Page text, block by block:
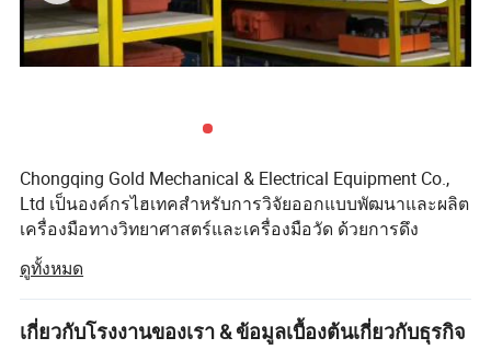
แม่เหล็กไฟฟ้าชั่วคราวที่เรียกว่า Time Domain
พื้นฐานที่ใช้สำหรับการค้นหาผู้ที่มีระดับความรุนแรงของก
รดซัลเฟอริทปัญหาที่เกี่ยวข้องกับโครงสร้างทางธรณีวิทยา
ซึ่งส่วนหนึ่งเป็นการสำรวจความสัมพันธ์ของน้ำมันและก๊าซ (
โดยเฉพาะอย่างยิ่งเพื่อยืนยันการสั่นสะเทือนของแผ่นดินไหว
) มีการใช้งานทั่วไปสองแบบคือต้นทางแบบอยู่กับที่และ
Chongqing Gold Mechanical & Electrical Equipment Co.,
Ltd เป็นองค์กรไฮเทคสำหรับการวิจัยออกแบบพัฒนาและผลิต
เครื่องมือทางวิทยาศาสตร์และเครื่องมือวัด ด้วยการดึง
นวัตกรรมที่ไร้สเลสโนนา , ไม่มีการส่งและยืมเทคโนโลยีขั้น
สูงจากทั้งที่บ้านและต่างประเทศอย่างต่อเนื่องทำให้บริษัทของ
เรากลายเป็นผู้ผลิตผู้ทดสอบน้ำมันเครื่องทดสอบไฟฟ้าอุปกรณ์
เครื่องมือในห้องปฏิบัติการอุปกรณ์ก่อสร้างถนนและอุปกรณ์
ดูทั้งหมด
เกี่ยวกับโรงงานของเรา & ข้อมูลเบื้องต้นเกี่ยวกับธุรกิจ